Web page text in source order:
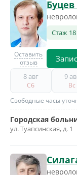
Оставить
отзыв
Стаж 18
8 авг
Сб
9
Вс
Свободные часы
Городская
ул. Туапсинская, д. 1